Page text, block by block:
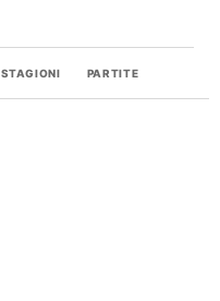
STAGIONI PARTITE